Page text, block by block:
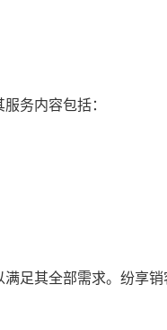
务内容包括：
足其全部需求。纷享